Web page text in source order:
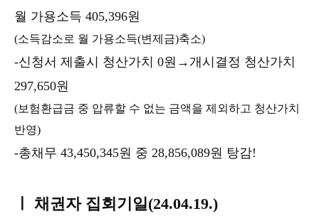
월 가용소득 405,396원
(소득감소로 월 가용소득(변제금)축소)
-신청서 제출시 청산가치 0원→개시결정 청산가치
297,650원
(보험환급금 중 압류할 수 없는 금액을 제외하고 청산가치
반영)
-총채무 43,450,345원 중 28,856,089원 탕감!
ㅣ 채권자 집회기일(24.04.19.)